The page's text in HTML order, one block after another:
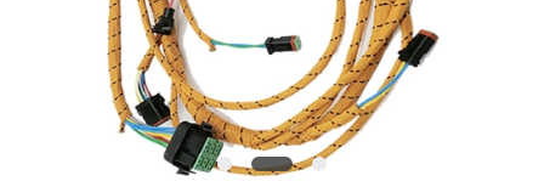
PRIVACY
POLICY